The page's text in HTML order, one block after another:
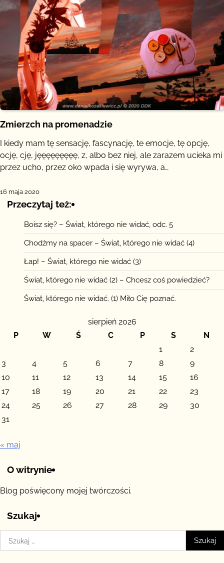
Zmierzch na promenadzie
I kiedy mam tę sensację, fascynację, te emocje, tę opcję,
ocję, cję, jęęęęęęęęę, z, albo bez niej, ale zarazem ucieka mi
przez ucho, przez oko wpada i się wyrywa, a…
16 maja 2020
Przeczytaj też:
Boisz się? – Świat, którego nie widać, odc. 5
Chodźmy na spacer – Świat, którego nie widać (4)
Łap! – Świat, którego nie widać (3)
Świat, którego nie widać (2) – Chcesz coś powiedzieć?
Świat, którego nie widać. (1) Miło Cię poznać.
sierpień 2026
P
W Ś C P S
N
1
2
3
4 5 6 7 8
9
10
11 12 13 14 15
16
17
18 19 20 21 22
23
24
25 26 27 28 29
30
31
« maj
O witrynie
Blog poświęcony mojej twórczości.
Szukaj
Szukaj: